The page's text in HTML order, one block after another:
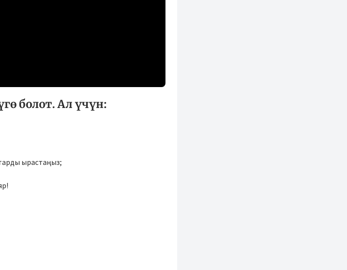
болот. Ал үчүн:
ырастаңыз;